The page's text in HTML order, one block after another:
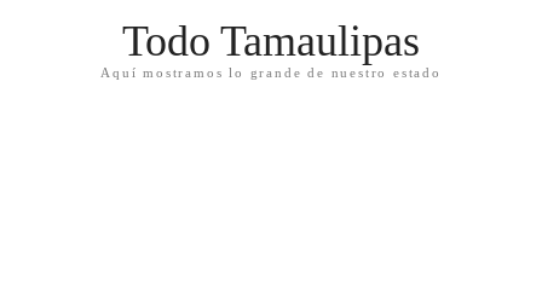
Todo Tamaulipas
Aquí mostramos lo grande de nuestro estado